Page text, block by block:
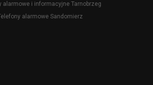
alarmowe i informacyjne Tarnobrzeg
alarmowe Sandomierz